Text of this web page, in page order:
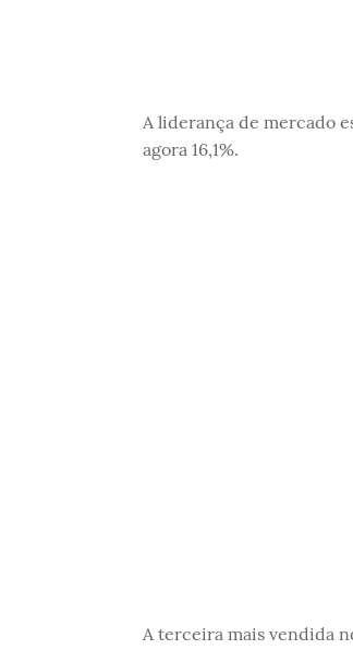
A liderança de mercado
agora 16,1%.
A terceira mais vendida